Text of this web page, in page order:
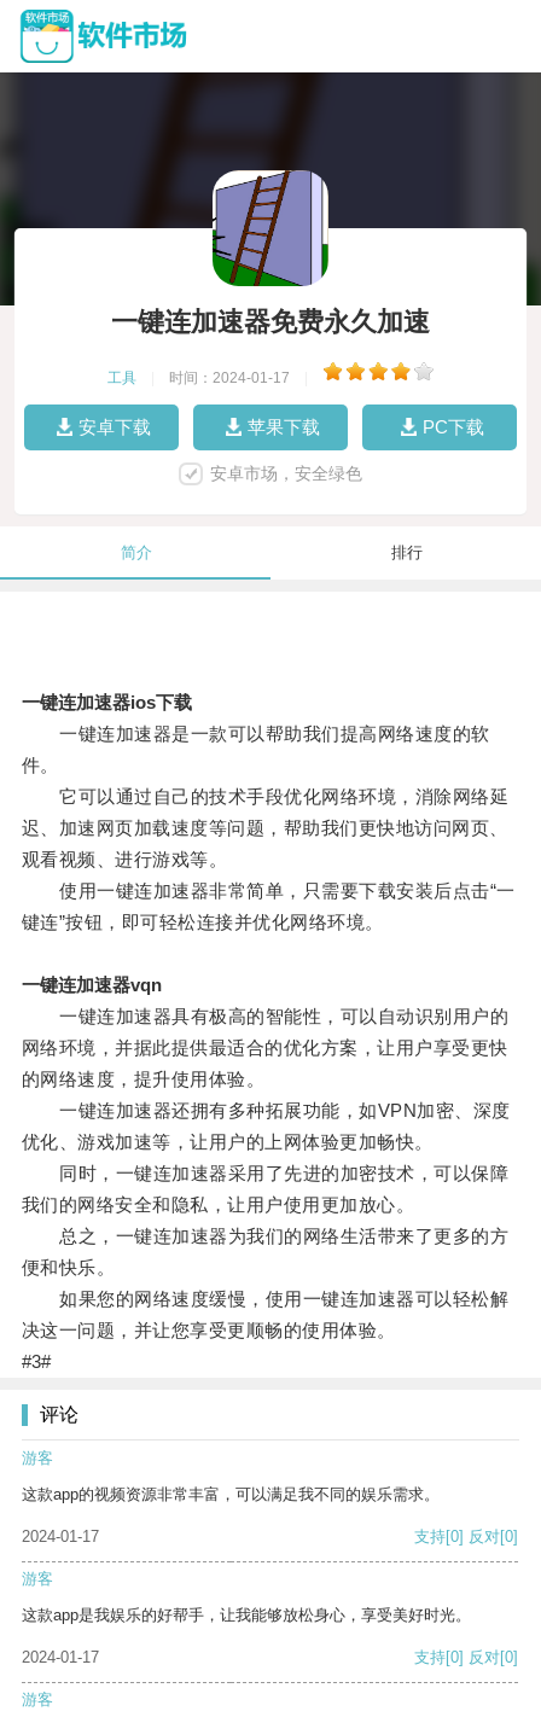
一键连加速器免费永久加速
工具 时间：2024-01-17
安卓下载 苹果下载 PC下载
安卓市场，安全绿色
简介 排行
一键连加速器ios下载
一键连加速器是一款可以帮助我们提高网络速度的软
件。
它可以通过自己的技术手段优化网络环境，消除网络延
迟、加速网页加载速度等问题，帮助我们更快地访问网页、
观看视频、进行游戏等。
使用一键连加速器非常简单，只需要下载安装后点击“一
键连”按钮，即可轻松连接并优化网络环境。
一键连加速器vqn
一键连加速器具有极高的智能性，可以自动识别用户的
网络环境，并据此提供最适合的优化方案，让用户享受更快
的网络速度，提升使用体验。
一键连加速器还拥有多种拓展功能，如VPN加密、深度
优化、游戏加速等，让用户的上网体验更加畅快。
同时，一键连加速器采用了先进的加密技术，可以保障
我们的网络安全和隐私，让用户使用更加放心。
总之，一键连加速器为我们的网络生活带来了更多的方
便和快乐。
如果您的网络速度缓慢，使用一键连加速器可以轻松解
决这一问题，并让您享受更顺畅的使用体验。
#3#
评论
游客
这款app的视频资源非常丰富，可以满足我不同的娱乐需求。
2024-01-17 支持[0] 反对[0]
游客
这款app是我娱乐的好帮手，让我能够放松身心，享受美好时光。
2024-01-17 支持[0] 反对[0]
游客